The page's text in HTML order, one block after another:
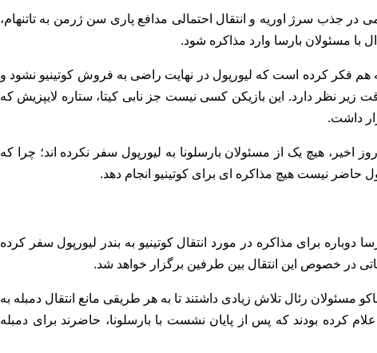
در جذب سرژ اوریه و انتقال احتمالی مدافع پاری سن ژرمن به تاتنهام،
مسئولان بارسا وارد مذاکره شود.
به این مساله هم فکر کرده است که لیورپول در نهایت راضی به فروش کوتینیو نشود و
زیر نظر دارد. این بازیکن کسی نیست جز نابی کیتا، ستاره لایپزیش که
داشت.
هیچ یک از مسئولان بارسلونا به لیورپول سفر نکرده اند؛ چرا که
حاضر نیست هیچ مذاکره ای برای کوتینیو انجام دهد.
دوباره برای مذاکره در مورد انتقال کوتینیو به بندر لیورپول سفر کرده
در خصوص این انتقال بین طرفین برگزار خواهد شد.
مسئولان رئال تلاش زیادی داشتند تا به هر طریقی مانع انتقال دمبله به
کرده بودند که پس از پایان نشست با بارسلونا، حاضرند برای دمبله